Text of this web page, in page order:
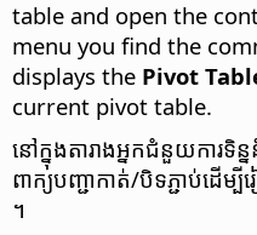
table and open the
menu you find the
displays the Pivot
current pivot table.
នៅ​ក្នុង​តារាង​អ្នក​ជំនួយ​ការ​ទិ
ពាក្យ​បញ្ជា​កាត់/​បិទភ្ជាប់​ដើ
។